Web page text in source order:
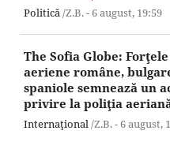
Politică /Z.B. -6 august, 19:59
The Sofia Globe: Forţele
aeriene române,
spaniole semnează un
privire la poliţia
Internaţional /Z.B. -6 august,